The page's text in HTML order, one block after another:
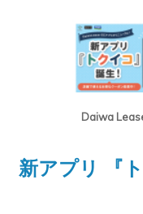
Daiwa
新アプリ 『